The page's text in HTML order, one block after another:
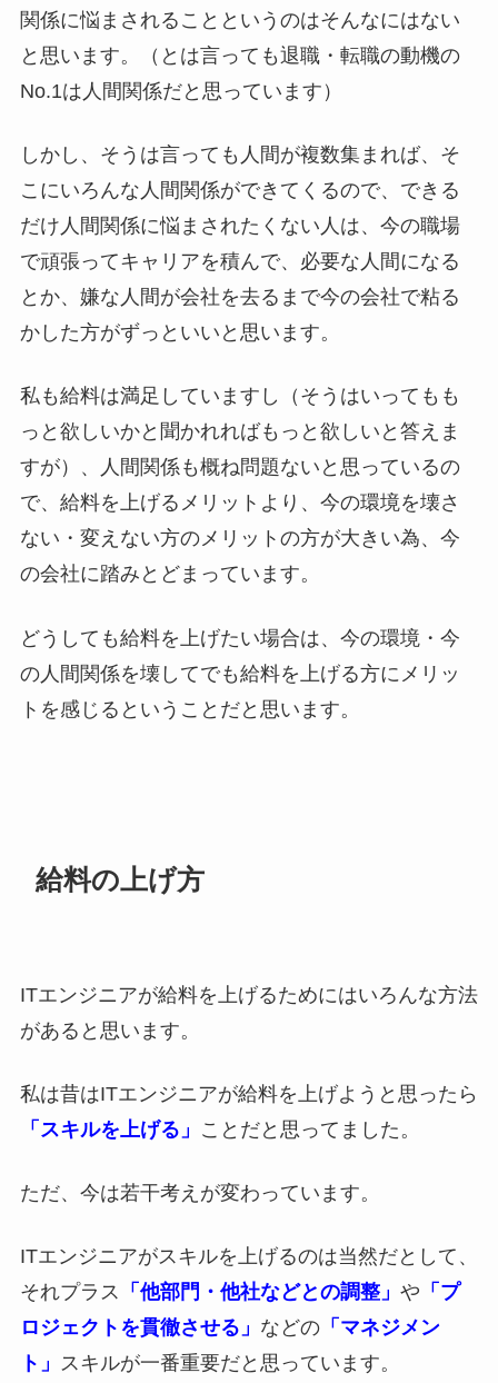
関係に悩まされることというのはそんなにはない
と思います。（とは言っても退職・転職の動機の
No.1は人間関係だと思っています）
しかし、そうは言っても人間が複数集まれば、そ
こにいろんな人間関係ができてくるので、できる
だけ人間関係に悩まされたくない人は、今の職場
で頑張ってキャリアを積んで、必要な人間になる
とか、嫌な人間が会社を去るまで今の会社で粘る
かした方がずっといいと思います。
私も給料は満足していますし（そうはいってもも
っと欲しいかと聞かれればもっと欲しいと答えま
すが）、人間関係も概ね問題ないと思っているの
で、給料を上げるメリットより、今の環境を壊さ
ない・変えない方のメリットの方が大きい為、今
の会社に踏みとどまっています。
どうしても給料を上げたい場合は、今の環境・今
の人間関係を壊してでも給料を上げる方にメリッ
トを感じるということだと思います。
給料の上げ方
ITエンジニアが給料を上げるためにはいろんな方法
があると思います。
私は昔はITエンジニアが給料を上げようと思ったら
「スキルを上げる」 ことだと思ってました。
ただ、今は若干考えが変わっています。
ITエンジニアがスキルを上げるのは当然だとして、
それプラス 「他部門・他社などとの調整」 や 「プ
ロジェクトを貫徹させる」 などの「マネジメン
ト」 スキルが一番重要だと思っています。